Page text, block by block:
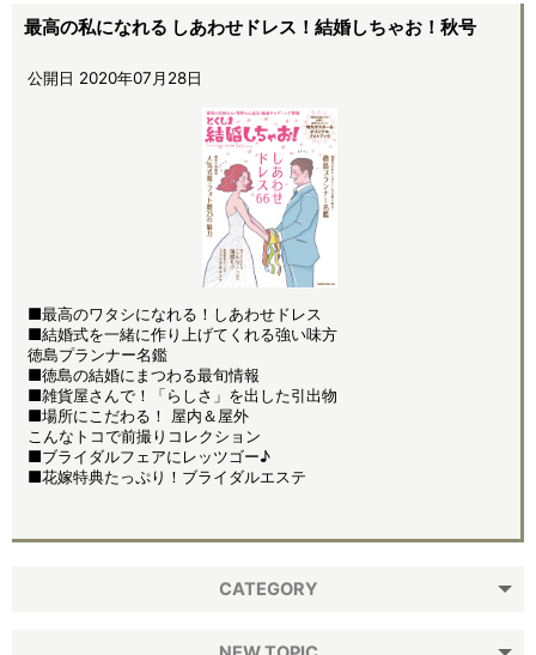
最高の私になれる しあわせドレス！結婚しちゃお！秋号
公開日 2020年07月28日
■最高のワタシになれる！しあわせドレス
■結婚式を一緒に作り上げてくれる強い味方
徳島プランナー名鑑
■徳島の結婚にまつわる最旬情報
■雑貨屋さんで！「らしさ」を出した引出物
■場所にこだわる！ 屋内＆屋外
こんなトコで前撮りコレクション
■ブライダルフェアにレッツゴー♪
■花嫁特典たっぷり！ブライダルエステ
CATEGORY